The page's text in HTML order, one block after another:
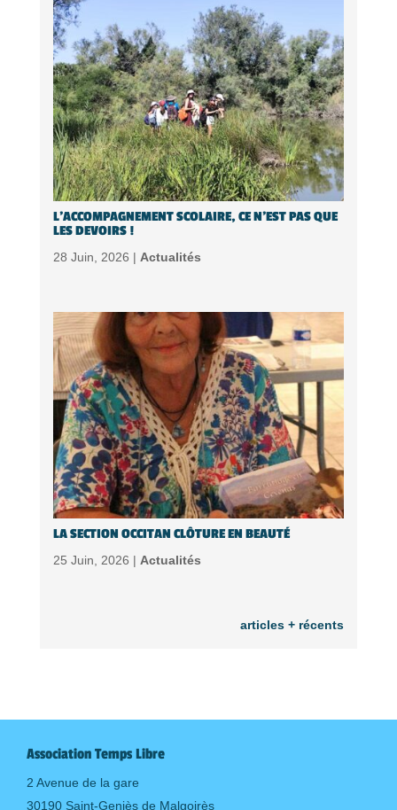
L’ACCOMPAGNEMENT SCOLAIRE, CE N’EST PAS QUE
LES DEVOIRS !
28 Juin, 2026 | Actualités
LA SECTION OCCITAN CLÔTURE EN BEAUTÉ
25 Juin, 2026 | Actualités
articles + récents
Association Temps Libre
2 Avenue de la gare
30190 Saint-Geniès de Malgoirès